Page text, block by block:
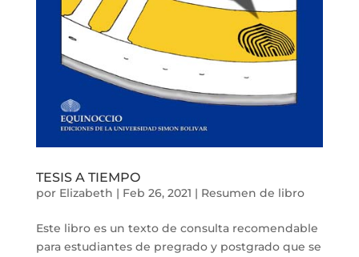
TESIS A TIEMPO
por Elizabeth | Feb 26, 2021 | Resumen de libro
Este libro es un texto de consulta recomendable
para estudiantes de pregrado y postgrado que se